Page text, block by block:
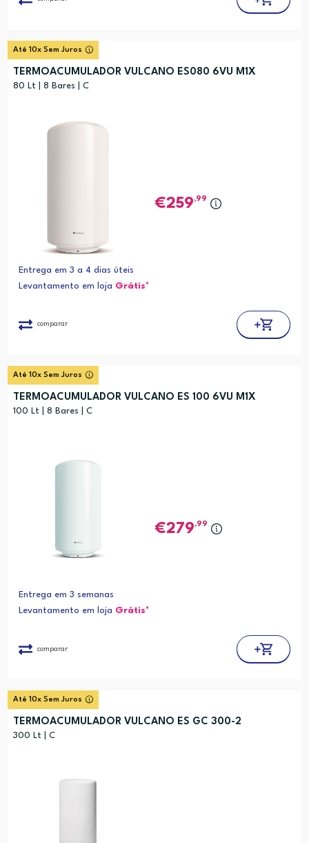
Até 10x Sem Juros
TERMOACUMULADOR VULCANO ES080 6VU M1X
80 Lt | 8 Bares | C
259,99
Entrega em 3 a 4 dias úteis
Levantamento em loja Grátis*
comparar
Até 10x Sem Juros
TERMOACUMULADOR VULCANO ES 100 6VU M1X
100 Lt | 8 Bares | C
279,99
Entrega em 3 semanas
Levantamento em loja Grátis*
comparar
Até 10x Sem Juros
TERMOACUMULADOR VULCANO ES GC 300-2
300 Lt | C